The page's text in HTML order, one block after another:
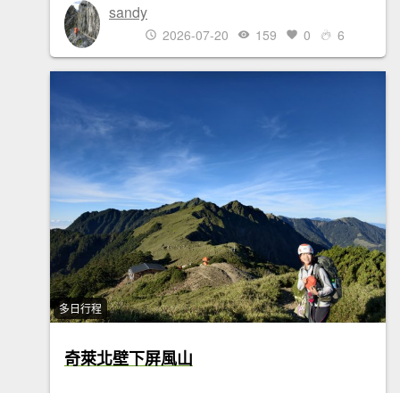
sandy
2026-07-20 159 0 6
多日行程
奇萊北壁下屏風山